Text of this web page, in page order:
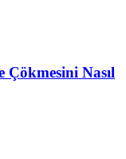
Çökmesini Nasıl